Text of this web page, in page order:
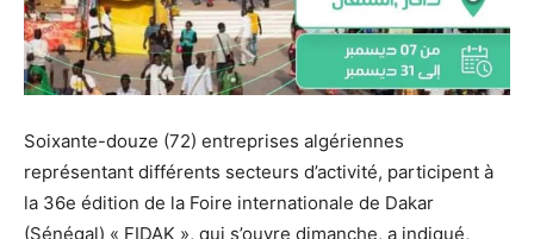
Soixante-douze (72) entreprises algériennes
représentant différents secteurs d’activité, participent à
la 36e édition de la Foire internationale de Dakar
(Sénégal) « FIDAK », qui s’ouvre dimanche, a indiqué,